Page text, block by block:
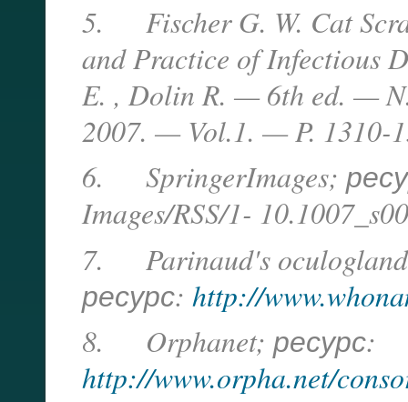
5. Fischer G. W. Cat
and Practice of Infectious
E. , Dolin R. — 6th ed. —
2007. — Vol.1. — P. 1310-
6. SpringerImages;
Images/RSS/1-
7. Parinaud's
ресурс: http://
8. Orphanet; ресурс:
http://www.orpha.net/